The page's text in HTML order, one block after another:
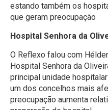
estando também os
que geram preocupação
Hospital Senhora da
O Reflexo falou com
Hospital Senhora da
principal unidade
um dos concelhos mais
preocupação aumenta